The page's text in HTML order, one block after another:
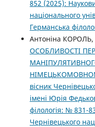
852 (2025):
національного
Германська
Антоніна
ОСОБЛИВОСТІ
вісник
імені Юрія
філологія: № 831-
Чернівецького